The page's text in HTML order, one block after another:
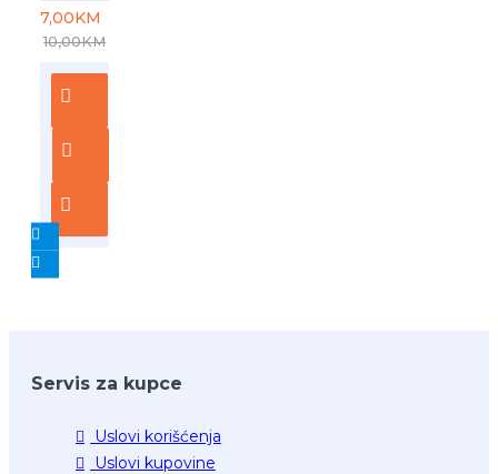
7,00KM
10,00KM
Servis za kupce
Uslovi korišćenja
Uslovi kupovine